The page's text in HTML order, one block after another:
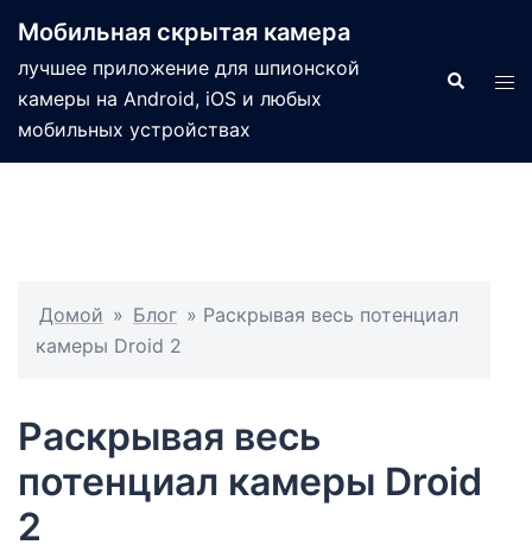
Мобильная скрытая камера
лучшее приложение для шпионской
камеры на Android, iOS и любых
мобильных устройствах
Домой » Блог » Раскрывая весь потенциал
камеры Droid 2
Раскрывая весь
потенциал камеры Droid
2